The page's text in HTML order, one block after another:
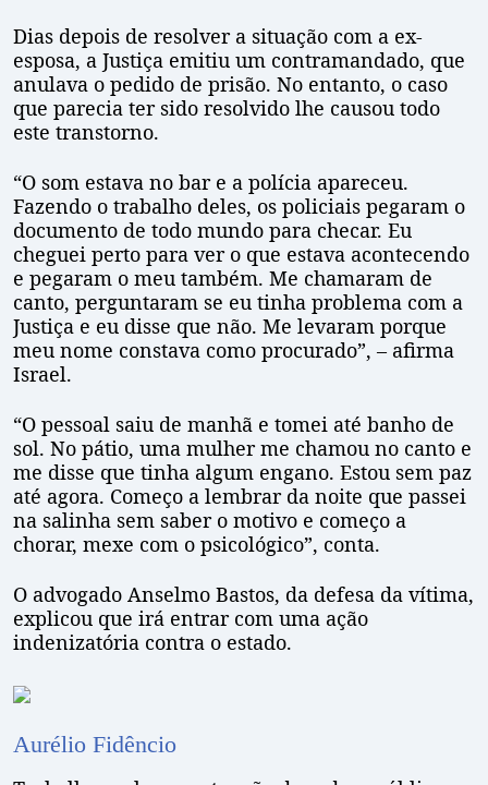
Dias depois de resolver a situação com a ex-
esposa, a Justiça emitiu um contramandado, que
anulava o pedido de prisão. No entanto, o caso
que parecia ter sido resolvido lhe causou todo
este transtorno.
“O som estava no bar e a polícia apareceu.
Fazendo o trabalho deles, os policiais pegaram o
documento de todo mundo para checar. Eu
cheguei perto para ver o que estava acontecendo
e pegaram o meu também. Me chamaram de
canto, perguntaram se eu tinha problema com a
Justiça e eu disse que não. Me levaram porque
meu nome constava como procurado”, – afirma
Israel.
“O pessoal saiu de manhã e tomei até banho de
sol. No pátio, uma mulher me chamou no canto e
me disse que tinha algum engano. Estou sem paz
até agora. Começo a lembrar da noite que passei
na salinha sem saber o motivo e começo a
chorar, mexe com o psicológico”, conta.
O advogado Anselmo Bastos, da defesa da vítima,
explicou que irá entrar com uma ação
indenizatória contra o estado.
Aurélio Fidêncio